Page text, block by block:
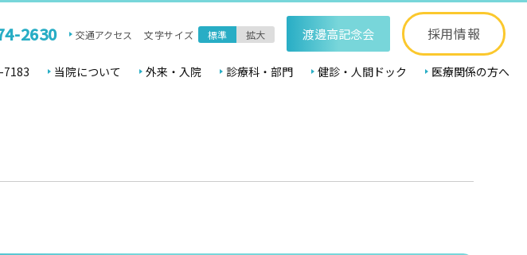
2630 交通アクセス 文字サイズ 標準 拡大 渡邊高記念会 採用情報
7183 当院について 外来・入院 診療科・部門 健診・人間ドック 医療関係の方へ